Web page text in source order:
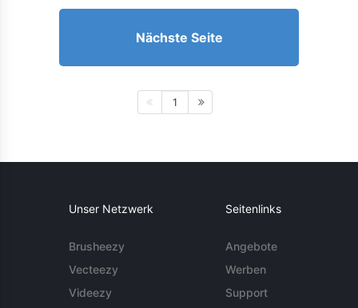
Nächste Seite
1
Unser Netzwerk
Brusheezy
Vecteezy
Videezy
Seitenlinks
Angebote
Werben
Support